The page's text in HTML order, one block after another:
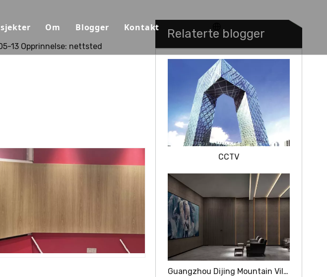
Operahus/konsertsaler
Ballsaler
Kino
Om
Evner
Last ned
Blogger Kontakt
13 Opprinnelse: nettsted
Relaterte blogger
CCTV
Guangzhou Dijing Mountain Villa Home Decoration AV-rom